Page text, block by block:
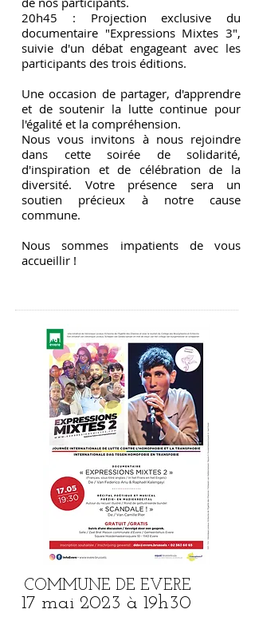
20h45 : Projection exclusive du
documentaire "Expressions Mixtes 3",
suivie d'un débat engageant avec les
participants des trois éditions.
Une occasion de partager, d'apprendre
et de soutenir la lutte continue pour
l'égalité et la compréhension.
Nous vous invitons à nous rejoindre
dans cette soirée de solidarité,
d'inspiration et de célébration de la
diversité. Votre présence sera un
soutien précieux à notre cause
commune.
Nous sommes impatients de vous
accueillir !
COMMUNE DE EVERE
17 mai 2023 à 19h30